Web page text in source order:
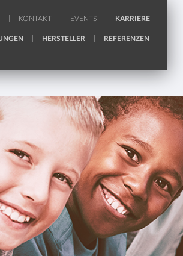
KONTAKT EVENTS KARRIERE
HERSTELLER REFERENZEN